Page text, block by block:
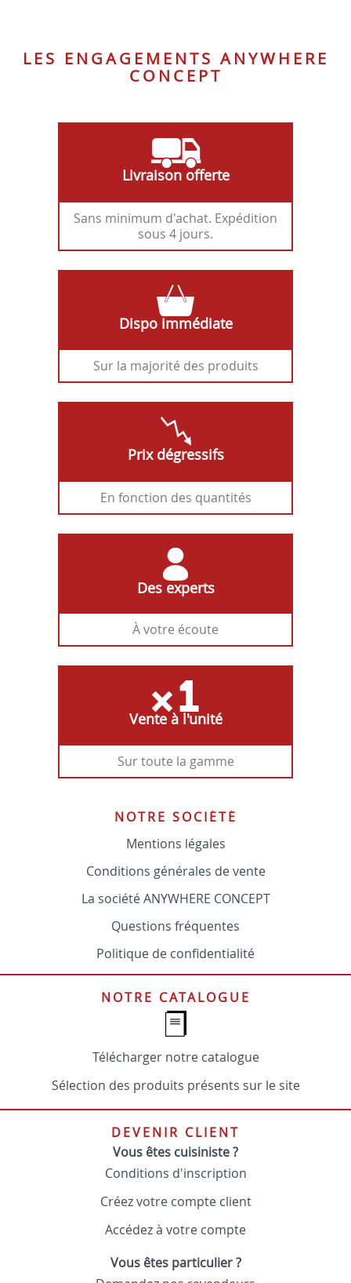
LES ENGAGEMENTS ANYWHERE
CONCEPT
Livraison offerte
Sans minimum d'achat. Expédition
sous 4 jours.
Dispo immédiate
Sur la majorité des produits
Prix dégressifs
En fonction des quantités
Des experts
À votre écoute
Vente à l'unité
Sur toute la gamme
NOTRE SOCIÉTÉ
Mentions légales
Conditions générales de vente
La société ANYWHERE CONCEPT
Questions fréquentes
Politique de confidentialité
NOTRE CATALOGUE
Télécharger notre catalogue
Sélection des produits présents sur le site
DEVENIR CLIENT
Vous êtes cuisiniste ?
Conditions d'inscription
Créez votre compte client
Accédez à votre compte
Vous êtes particulier ?